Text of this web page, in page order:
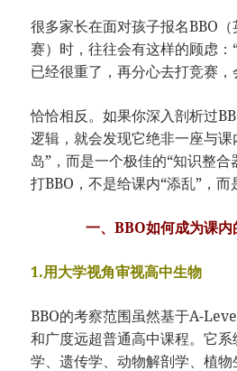
很多家长在面对孩子报名BBO
赛）时，往往会有这样的顾虑
已经很重了，再分心去打竞赛
恰恰相反。如果你深入剖析过
逻辑，就会发现它绝非一座与课
岛”，而是一个极佳的“知识整合
打BBO，不是给课内“添乱”，而
一、BBO如何成为课内
1.用大学视角审视高中生物
BBO的考察范围虽然基于A-
和广度远超普通高中课程。它
学、遗传学、动物解剖学、植